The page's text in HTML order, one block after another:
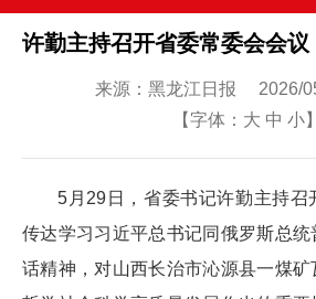
许勤主持召开省委常委会会议
来源：黑龙江日报 2026/
【字体： 大 中 小】
5月29日，省委书记许勤主持召
传达学习习近平总书记同俄罗斯总
话精神，对山西长治市沁源县一煤